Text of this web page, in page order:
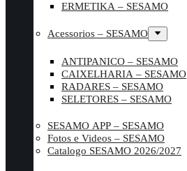
ERMETIKA – SESAMO
Acessorios – SESAMO
ANTIPANICO – SESAMO
CAIXELHARIA – SESAMO
RADARES – SESAMO
SELETORES – SESAMO
SESAMO APP – SESAMO
Fotos e Videos – SESAMO
Catalogo SESAMO 2026/2027